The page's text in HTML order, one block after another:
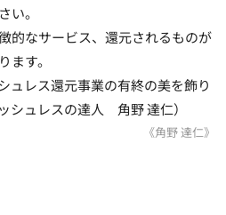
い。
的なサービス、還元されるものが
ます。
ュレス還元事業の有終の美を飾り
シュレスの達人 角野 達仁）
《角野 達仁》